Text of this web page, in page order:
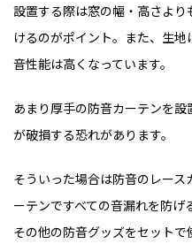
設置する際は窓の幅・高さよ
けるのがポイント。また、生
音性能は高くなっています。
あまり厚手の防音カーテンを
が破損する恐れがあります。
そういった場合は防音のレー
ーテンですべての音漏れを防げ
その他の防音グッズをセットで